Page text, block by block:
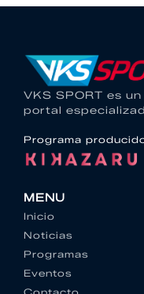
VKS SPORT es
portal
Programa
MENU
Inicio
Noticias
Programas
Eventos